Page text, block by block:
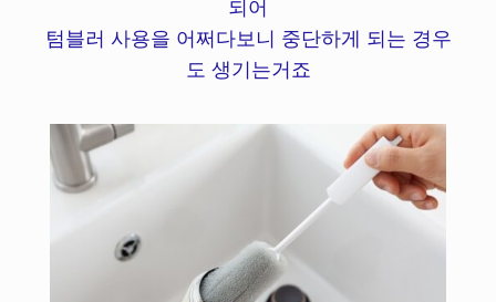
되어
텀블러 사용을 어쩌다보니 중단하게 되는 경우
도 생기는거죠